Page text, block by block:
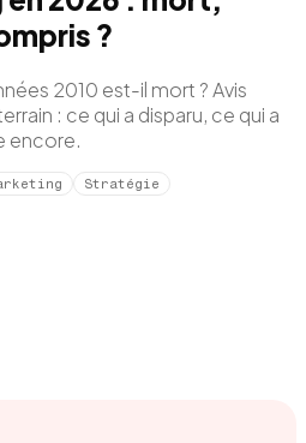
?
2010 est-il mort ? Avis
: ce qui a disparu, ce qui a
encore.
Stratégie